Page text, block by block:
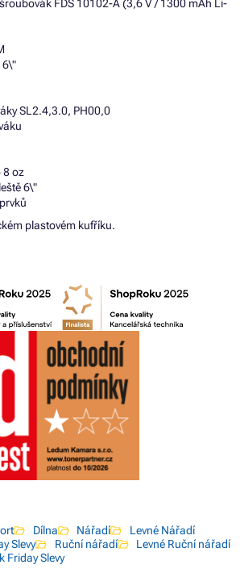
FDS 10102-A (3,6 V / 1300 mAh Li-
6\"
SL2.4,3.0, PH00,0
8 oz
6\"
plastovém kufříku.
Dílna Nářadí
Levné Nářadí
Slevy
Ruční nářadí
Levné Ruční nářadí
Friday Slevy